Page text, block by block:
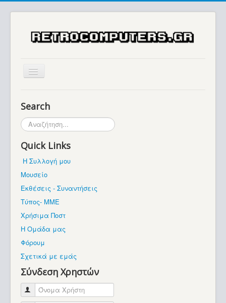
Μουσείο
Βρίσκεστε εδώ:
Search
Αναζήτηση...
Quick Links
Η Συλλογή μου
Μουσείο
Εκθέσεις - Συναντήσεις
Τύπος- ΜΜΕ
Χρήσιμα Ποστ
Η Ομάδα μας
Φόρουμ
Σχετικά με εμάς
Σύνδεση Χρηστών
Όνομα Χρήστη